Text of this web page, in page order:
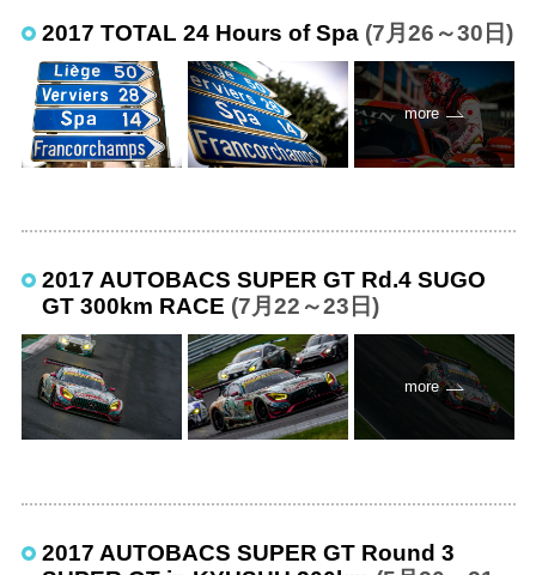
2017 TOTAL 24 Hours of Spa (7月26～30日)
more
2017 AUTOBACS SUPER GT Rd.4 SUGO
GT 300km RACE (7月22～23日)
more
2017 AUTOBACS SUPER GT Round 3